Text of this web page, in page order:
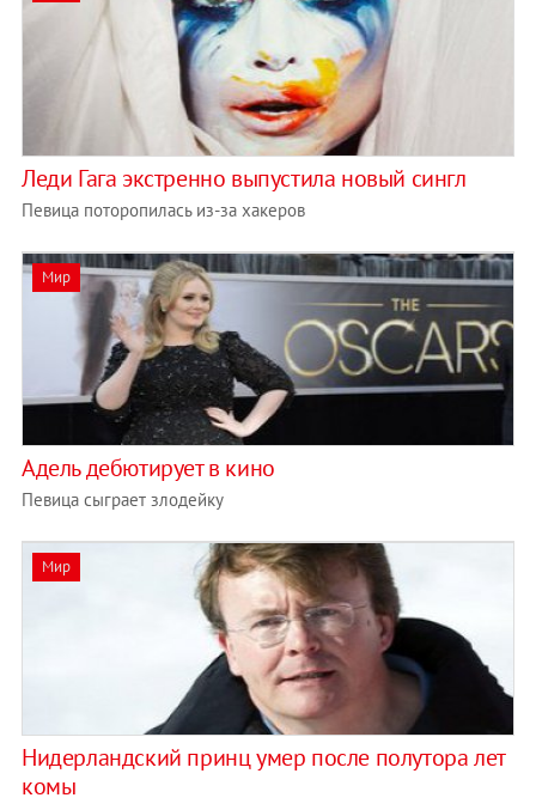
Леди Гага экстренно выпустила новый сингл
Певица поторопилась из-за хакеров
Мир
Адель дебютирует в кино
Певица сыграет злодейку
Мир
Нидерландский принц умер после полутора лет
комы